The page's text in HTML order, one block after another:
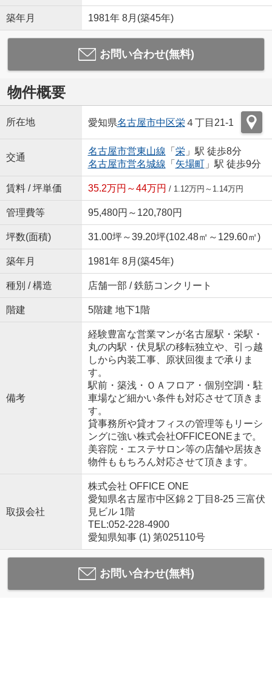
築年月 1981年 8月(築45年)
お問い合わせ(無料)
物件概要
所在地 愛知県名古屋市中区栄４丁目21-1
交通
名古屋市営東山線 「 栄」駅 徒歩8分
名古屋市営名城線 「 矢場町」駅 徒歩9分
賃料 / 坪単価 35.2万円～44万円 / 1.12万円～1.14万円
管理費等 95,480円～120,780円
坪数(面積) 31.00坪～39.20坪(102.48㎡～129.60㎡)
築年月 1981年 8月(築45年)
種別 / 構造 店舗一部 / 鉄筋コンクリート
階建 5階建 地下1階
備考
経験豊富な営業マンが名古屋駅・栄駅・
丸の内駅・伏見駅の移転独立や、引っ越
しから内装工事、原状回復まで承りま
す。
駅前・築浅・ＯＡフロア・個別空調・駐
車場など細かい条件も対応させて頂きま
す。
貸事務所や貸オフィスの管理等もリーシ
ングに強い株式会社OFFICEONEまで。
美容院・エステサロン等の店舗や居抜き
物件ももちろん対応させて頂きます。
取扱会社
株式会社 OFFICE ONE
愛知県名古屋市中区錦２丁目8-25 三富伏
見ビル 1階
TEL:052-228-4900
愛知県知事 (1) 第025110号
お問い合わせ(無料)